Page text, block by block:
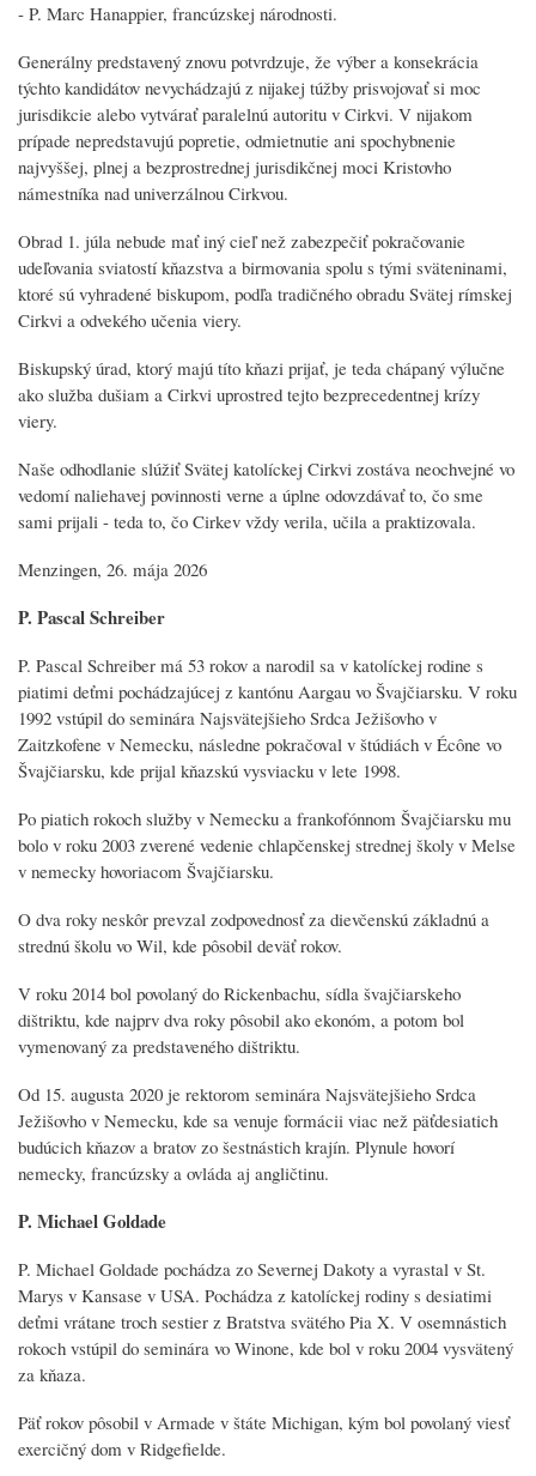
- P. Marc Hanappier, francúzskej národnosti.
Generálny predstavený znovu potvrdzuje, že výber a konsekrácia
týchto kandidátov nevychádzajú z nijakej túžby prisvojovať si moc
jurisdikcie alebo vytvárať paralelnú autoritu v Cirkvi. V nijakom
prípade nepredstavujú popretie, odmietnutie ani spochybnenie
najvyššej, plnej a bezprostrednej jurisdikčnej moci Kristovho
námestníka nad univerzálnou Cirkvou.
Obrad 1. júla nebude mať iný cieľ než zabezpečiť pokračovanie
udeľovania sviatostí kňazstva a birmovania spolu s tými sväteninami,
ktoré sú vyhradené biskupom, podľa tradičného obradu Svätej rímskej
Cirkvi a odvekého učenia viery.
Biskupský úrad, ktorý majú títo kňazi prijať, je teda chápaný výlučne
ako služba dušiam a Cirkvi uprostred tejto bezprecedentnej krízy
viery.
Naše odhodlanie slúžiť Svätej katolíckej Cirkvi zostáva neochvejné vo
vedomí naliehavej povinnosti verne a úplne odovzdávať to, čo sme
sami prijali - teda to, čo Cirkev vždy verila, učila a praktizovala.
Menzingen, 26. mája 2026
P. Pascal Schreiber
P. Pascal Schreiber má 53 rokov a narodil sa v katolíckej rodine s
piatimi deťmi pochádzajúcej z kantónu Aargau vo Švajčiarsku. V roku
1992 vstúpil do seminára Najsvätejšieho Srdca Ježišovho v
Zaitzkofene v Nemecku, následne pokračoval v štúdiách v Écône vo
Švajčiarsku, kde prijal kňazskú vysviacku v lete 1998.
Po piatich rokoch služby v Nemecku a frankofónnom Švajčiarsku mu
bolo v roku 2003 zverené vedenie chlapčenskej strednej školy v Melse
v nemecky hovoriacom Švajčiarsku.
O dva roky neskôr prevzal zodpovednosť za dievčenskú základnú a
strednú školu vo Wil, kde pôsobil deväť rokov.
V roku 2014 bol povolaný do Rickenbachu, sídla švajčiarskeho
dištriktu, kde najprv dva roky pôsobil ako ekonóm, a potom bol
vymenovaný za predstaveného dištriktu.
Od 15. augusta 2020 je rektorom seminára Najsvätejšieho Srdca
Ježišovho v Nemecku, kde sa venuje formácii viac než päťdesiatich
budúcich kňazov a bratov zo šestnástich krajín. Plynule hovorí
nemecky, francúzsky a ovláda aj angličtinu.
P. Michael Goldade
P. Michael Goldade pochádza zo Severnej Dakoty a vyrastal v St.
Marys v Kansase v USA. Pochádza z katolíckej rodiny s desiatimi
deťmi vrátane troch sestier z Bratstva svätého Pia X. V osemnástich
rokoch vstúpil do seminára vo Winone, kde bol v roku 2004 vysvätený
za kňaza.
Päť rokov pôsobil v Armade v štáte Michigan, kým bol povolaný viesť
exercičný dom v Ridgefielde.